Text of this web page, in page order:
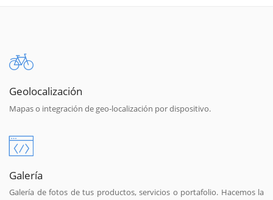
Geolocalización
Mapas o integración de geo-localización por dispositivo.
Galería
Galería de fotos de tus productos, servicios o portafolio. Hacemos la